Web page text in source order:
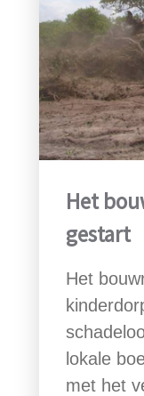
Het
gestart
Het
lokale
met het